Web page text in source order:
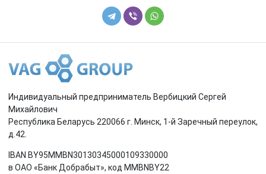
Индивидуальный предприниматель Вербицкий Сергей
Михайлович
Республика Беларусь 220066 г. Минск, 1-й Заречный переулок,
д.42.
IBAN BY95MMBN30130345000109330000
в ОАО «Банк Добрабыт», код MMBNBY22